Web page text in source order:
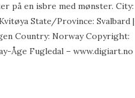
på en isbre med mønster. City:
State/Province: Svalbard |
Country: Norway Copyright:
Åge Fugledal – www.digiart.no